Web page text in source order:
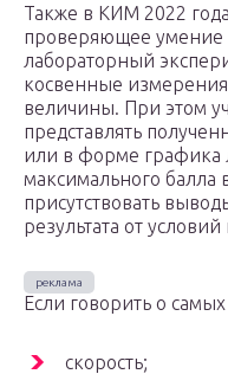
Также в КИМ 2022
проверяющее умение
лабораторный
косвенные
величины. При этом
представлять
или в форме графика
максимального
присутствовать
результата от
Если говорить о
скорость;